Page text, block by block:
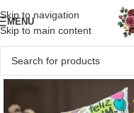
Skip to navigation
Skip to main content
MENU